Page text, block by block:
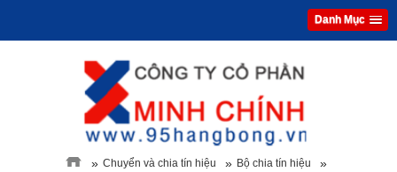
Danh Mục
» Chuyển và chia tín hiệu » Bộ chia tín hiệu »